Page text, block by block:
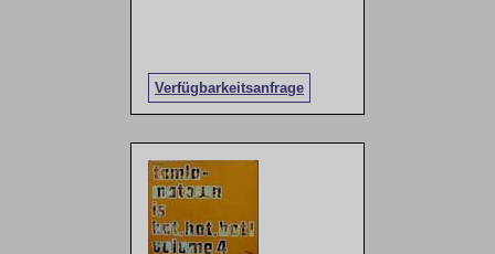
Verfügbarkeitsanfrage